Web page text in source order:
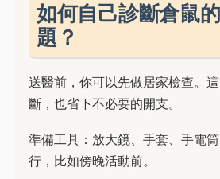
如何自己診斷倉鼠
題？
送醫前，你可以先做居家檢查。
斷，也省下不必要的開支。
準備工具：放大鏡、手套、手電
行，比如傍晚活動前。